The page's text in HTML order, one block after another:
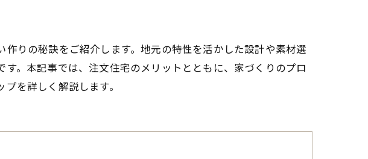
りの秘訣をご紹介します。地元の特性を活かした設計や素材選
。本記事では、注文住宅のメリットとともに、家づくりのプロ
を詳しく解説します。